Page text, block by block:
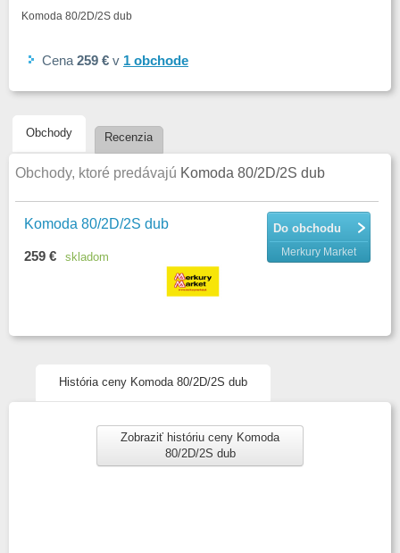
Komoda 80/2D/2S dub
Cena 259 € v 1 obchode
Obchody Recenzia
Obchody, ktoré predávajú Komoda 80/2D/2S dub
Komoda 80/2D/2S dub Do obchodu
Merkury Market
259 € skladom
História ceny Komoda 80/2D/2S dub
Zobraziť históriu ceny Komoda
80/2D/2S dub